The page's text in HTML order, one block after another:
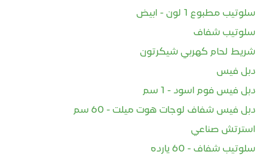
سلوتيب مطبوع 1 لون - ابيض
سلوتيب شفاف
شريط لحام كهربي شيكرتون
دبل فيس
دبل فيس فوم اسود - 1 سم
دبل فيس شفاف لوجات هوت ميلت - 60 سم
استرتش صناعي
سلوتيب شفاف - 60 يارده